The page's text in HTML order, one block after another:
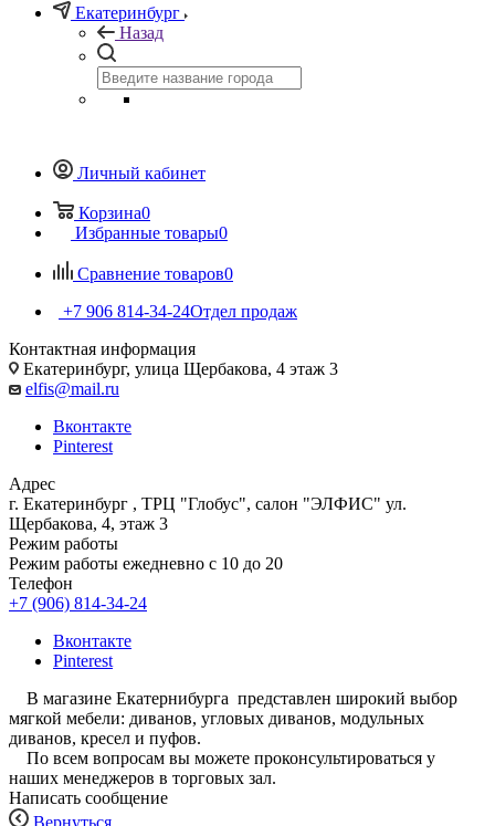
Екатеринбург
Назад
Личный кабинет
Корзина0
Избранные товары0
Сравнение товаров0
+7 906 814-34-24Отдел продаж
Контактная информация
Екатеринбург, улица Щербакова, 4 этаж 3
elfis@mail.ru
Вконтакте
Pinterest
Адрес
г. Екатеринбург , ТРЦ "Глобус", салон "ЭЛФИС" ул.
Щербакова, 4, этаж 3
Режим работы
Режим работы ежедневно с 10 до 20
Телефон
+7 (906) 814-34-24
Вконтакте
Pinterest
В магазине Екатернибурга представлен широкий выбор
мягкой мебели: диванов, угловых диванов, модульных
диванов, кресел и пуфов.
По всем вопросам вы можете проконсультироваться у
наших менеджеров в торговых зал.
Написать сообщение
Вернуться